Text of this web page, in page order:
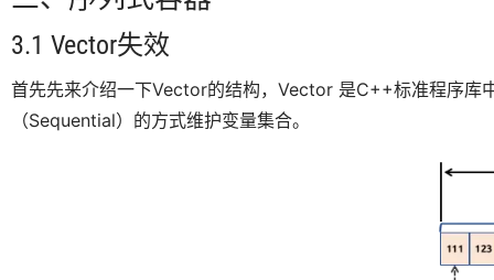
3.1 Vector失效
首先先来介绍一下Vector的结构，Vector 是C++标准程序库
（Sequential）的方式维护变量集合。